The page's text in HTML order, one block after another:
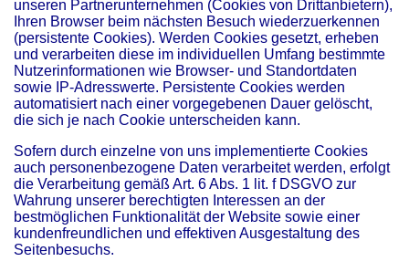
unseren Partnerunternehmen (Cookies von Drittanbietern),
Ihren Browser beim nächsten Besuch wiederzuerkennen
(persistente Cookies). Werden Cookies gesetzt, erheben
und verarbeiten diese im individuellen Umfang bestimmte
Nutzerinformationen wie Browser- und Standortdaten
sowie IP-Adresswerte. Persistente Cookies werden
automatisiert nach einer vorgegebenen Dauer gelöscht,
die sich je nach Cookie unterscheiden kann.
Sofern durch einzelne von uns implementierte Cookies
auch personenbezogene Daten verarbeitet werden, erfolgt
die Verarbeitung gemäß Art. 6 Abs. 1 lit. f DSGVO zur
Wahrung unserer berechtigten Interessen an der
bestmöglichen Funktionalität der Website sowie einer
kundenfreundlichen und effektiven Ausgestaltung des
Seitenbesuchs.